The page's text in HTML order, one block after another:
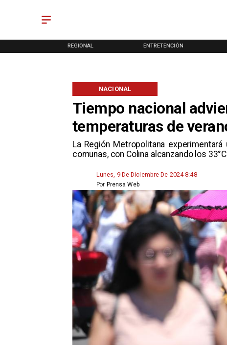
ENTRETENCIÓN DEPORTES
Tiempo nacional
temperaturas de
La Región Metropolitana
comunas, con Colina alcanzando los
NACIONAL
Lunes, 9 De Diciembre De 2024 8:48
Prensa Web
Por